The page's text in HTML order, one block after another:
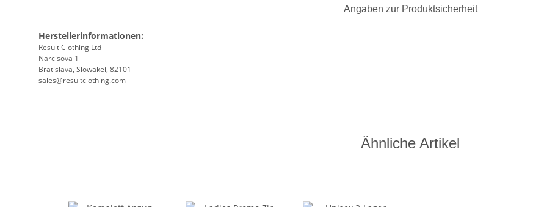
Angaben zur Produktsicherheit
Herstellerinformationen:
Result Clothing Ltd
Narcisova 1
Bratislava, Slowakei, 82101
sales@resultclothing.com
Ähnliche Artikel